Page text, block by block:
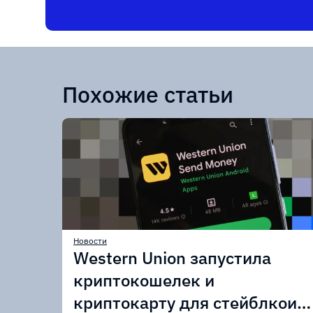
Похожие статьи
Новости
Western Union запустила
криптокошелек и
криптокарту для